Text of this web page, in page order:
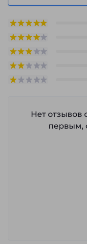
Нет отзывов
первым,